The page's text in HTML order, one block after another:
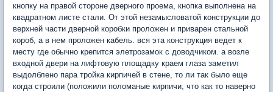
кнопку на правой стороне дверного проема, кнопка выполнена на
квадратном листе стали. От этой незамысловатой конструкции до
верхней части дверной коробки проложен и приварен стальной
короб, а в нем проложен кабель. вся эта конструкция ведет к
месту где обычно крепится элетрозамок с доводчиком. а возле
входной двери на лифтовую площадку краем глаза заметил
выдолблено пара тройка кирпичей в стене, то ли так было еще
когда строили (положили поломаные кирпичи, что как то наверно